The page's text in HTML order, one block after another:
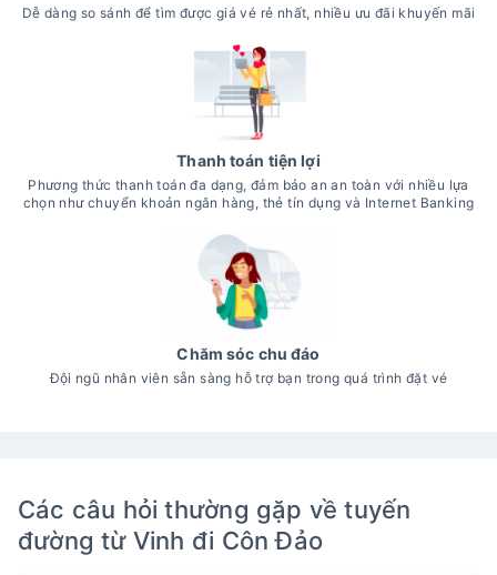
Dễ dàng so sánh để tìm được giá vé rẻ nhất, nhiều ưu đãi khuyến mãi
Thanh toán tiện lợi
Phương thức thanh toán đa dạng, đảm bảo an an toàn với nhiều lựa
chọn như chuyển khoản ngân hàng, thẻ tín dụng và Internet Banking
Chăm sóc chu đáo
Đội ngũ nhân viên sẵn sàng hỗ trợ bạn trong quá trình đặt vé
Các câu hỏi thường gặp về tuyến
đường từ Vinh đi Côn Đảo